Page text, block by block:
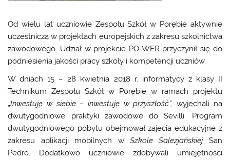
Od wielu lat uczniowie Zespołu Szkół w Porębie aktywnie
uczestniczą w projektach europejskich z zakresu szkolnictwa
zawodowego. Udział w projekcie PO WER przyczynił się do
podniesienia jakości pracy szkoły i kompetencji uczniów.
W dniach 15 – 28 kwietnia 2018 r. informatycy z klasy II
Technikum Zespołu Szkół w Porębie w ramach projektu
„Inwestuję w siebie – inwestuję w przyszłość”,wyjechali na
dwutygodniowe praktyki zawodowe do Sevilli. Program
dwutygodniowego pobytu obejmował zajęcia edukacyjne z
zakresu aplikacji mobilnych w Szkole SalezjańskiejSan
Pedro. Dodatkowo uczniowie zdobywali umiejętności